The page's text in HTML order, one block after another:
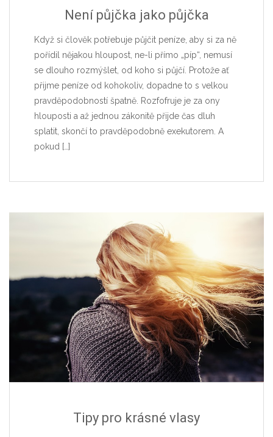
Není půjčka jako půjčka
Když si člověk potřebuje půjčit peníze, aby si za ně
pořídil nějakou hloupost, ne-li přímo „píp“, nemusí
se dlouho rozmýšlet, od koho si půjčí. Protože ať
přijme peníze od kohokoliv, dopadne to s velkou
pravděpodobností špatně. Rozfofruje je za ony
hlouposti a až jednou zákonitě přijde čas dluh
splatit, skončí to pravděpodobně exekutorem. A
pokud […]
Tipy pro krásné vlasy